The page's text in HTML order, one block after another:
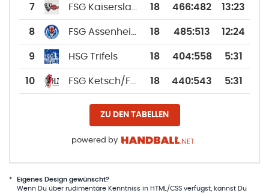
7 18 466:482 13:23
8 18 485:513 12:24
9 HSG Trifels 18 404:558 5:31
10 18 440:543 5:31
ZU DEN TABELLEN
powered by
*
Eigenes Design gewünscht?
Wenn Du über rudimentäre Kenntniss in HTML/CSS verfügst, kannst Du